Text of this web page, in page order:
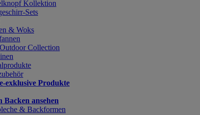
Kollektion
Sets
& Woks
Collection
exklusive Produkte
Backen ansehen
& Backformen